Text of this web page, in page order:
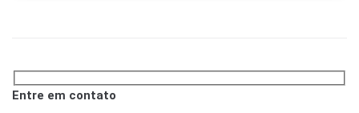
Entre em contato